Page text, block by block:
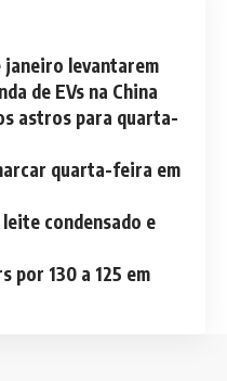
janeiro levantarem
de EVs na China
astros para quarta-
quarta-feira em
condensado e
por 130 a 125 em